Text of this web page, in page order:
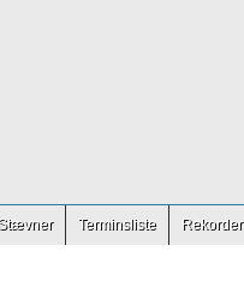
Stævner Terminsliste Rekorder